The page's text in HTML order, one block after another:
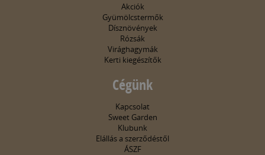
Akciók
Gyümölcstermők
Dísznövények
Rózsák
Virághagymák
Kerti kiegészítők
Cégünk
Kapcsolat
Sweet Garden
Klubunk
Elállás a szerződéstől
ÁSZF